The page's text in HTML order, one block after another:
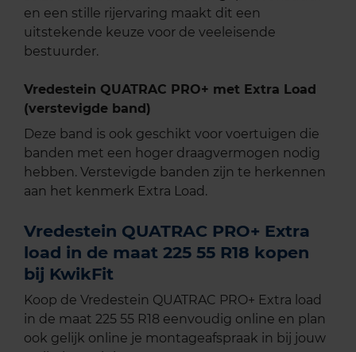
en een stille rijervaring maakt dit een
uitstekende keuze voor de veeleisende
bestuurder.
Vredestein QUATRAC PRO+ met Extra Load
(verstevigde band)
Deze band is ook geschikt voor voertuigen die
banden met een hoger draagvermogen nodig
hebben. Verstevigde banden zijn te herkennen
aan het kenmerk Extra Load.
Vredestein QUATRAC PRO+ Extra
load in de maat 225 55 R18 kopen
bij KwikFit
Koop de Vredestein QUATRAC PRO+ Extra load
in de maat 225 55 R18 eenvoudig online en plan
ook gelijk online je montageafspraak in bij jouw